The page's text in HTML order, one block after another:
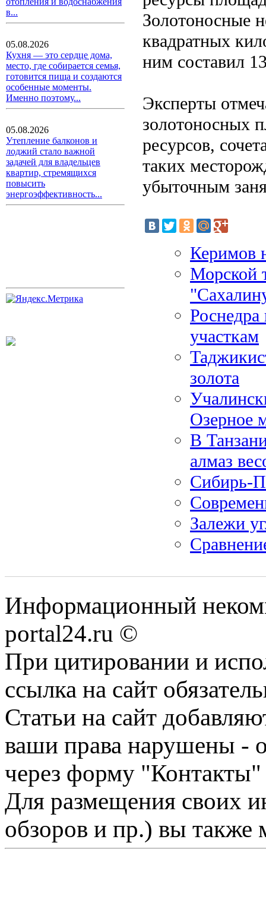
в...
05.08.2026
Кухня — это сердце дома,
место, где собирается семья,
готовится пища и создаются
особенные моменты.
Именно поэтому...
05.08.2026
Утепление балконов и
лоджий стало важной
задачей для владельцев
квартир, стремящихся
повысить
энергоэффективность...
Золотоносные
квадратных
ним составил
Эксперты
золотоносных
ресурсов,
таких
убыточным
Керимов
Морской
участкам
золота
Озерное
В
алмаз
Сибирь-
Залежи
Информационный
portal24.ru ©
При цитировании и
ссылка на сайт
Статьи на сайт
ваши права нарушены -
через форму "Контакты"
Для размещения своих
обзоров и пр.) вы также